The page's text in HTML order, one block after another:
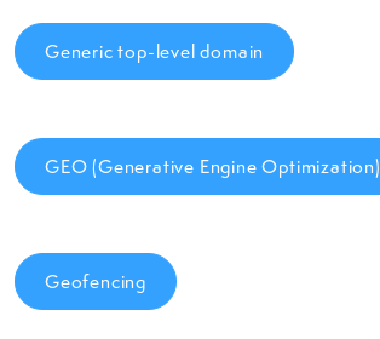
Generic top-level domain
GEO (Generative Engine Optimization)
Geofencing